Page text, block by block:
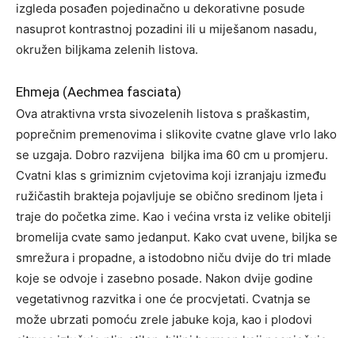
izgleda posađen pojedinačno u dekorativne posude
nasuprot kontrastnoj pozadini ili u miješanom nasadu,
okružen biljkama zelenih listova.
Ehmeja (Aechmea fasciata)
Ova atraktivna vrsta sivozelenih listova s praškastim,
poprečnim premenovima i slikovite cvatne glave vrlo lako
se uzgaja. Dobro razvijena biljka ima 60 cm u promjeru.
Cvatni klas s grimiznim cvjetovima koji izranjaju između
ružičastih brakteja pojavljuje se obično sredinom ljeta i
traje do početka zime. Kao i većina vrsta iz velike obitelji
bromelija cvate samo jedanput. Kako cvat uvene, biljka se
smrežura i propadne, a istodobno niču dvije do tri mlade
koje se odvoje i zasebno posade. Nakon dvije godine
vegetativnog razvitka i one će procvjetati. Cvatnja se
može ubrzati pomoću zrele jabuke koja, kao i plodovi